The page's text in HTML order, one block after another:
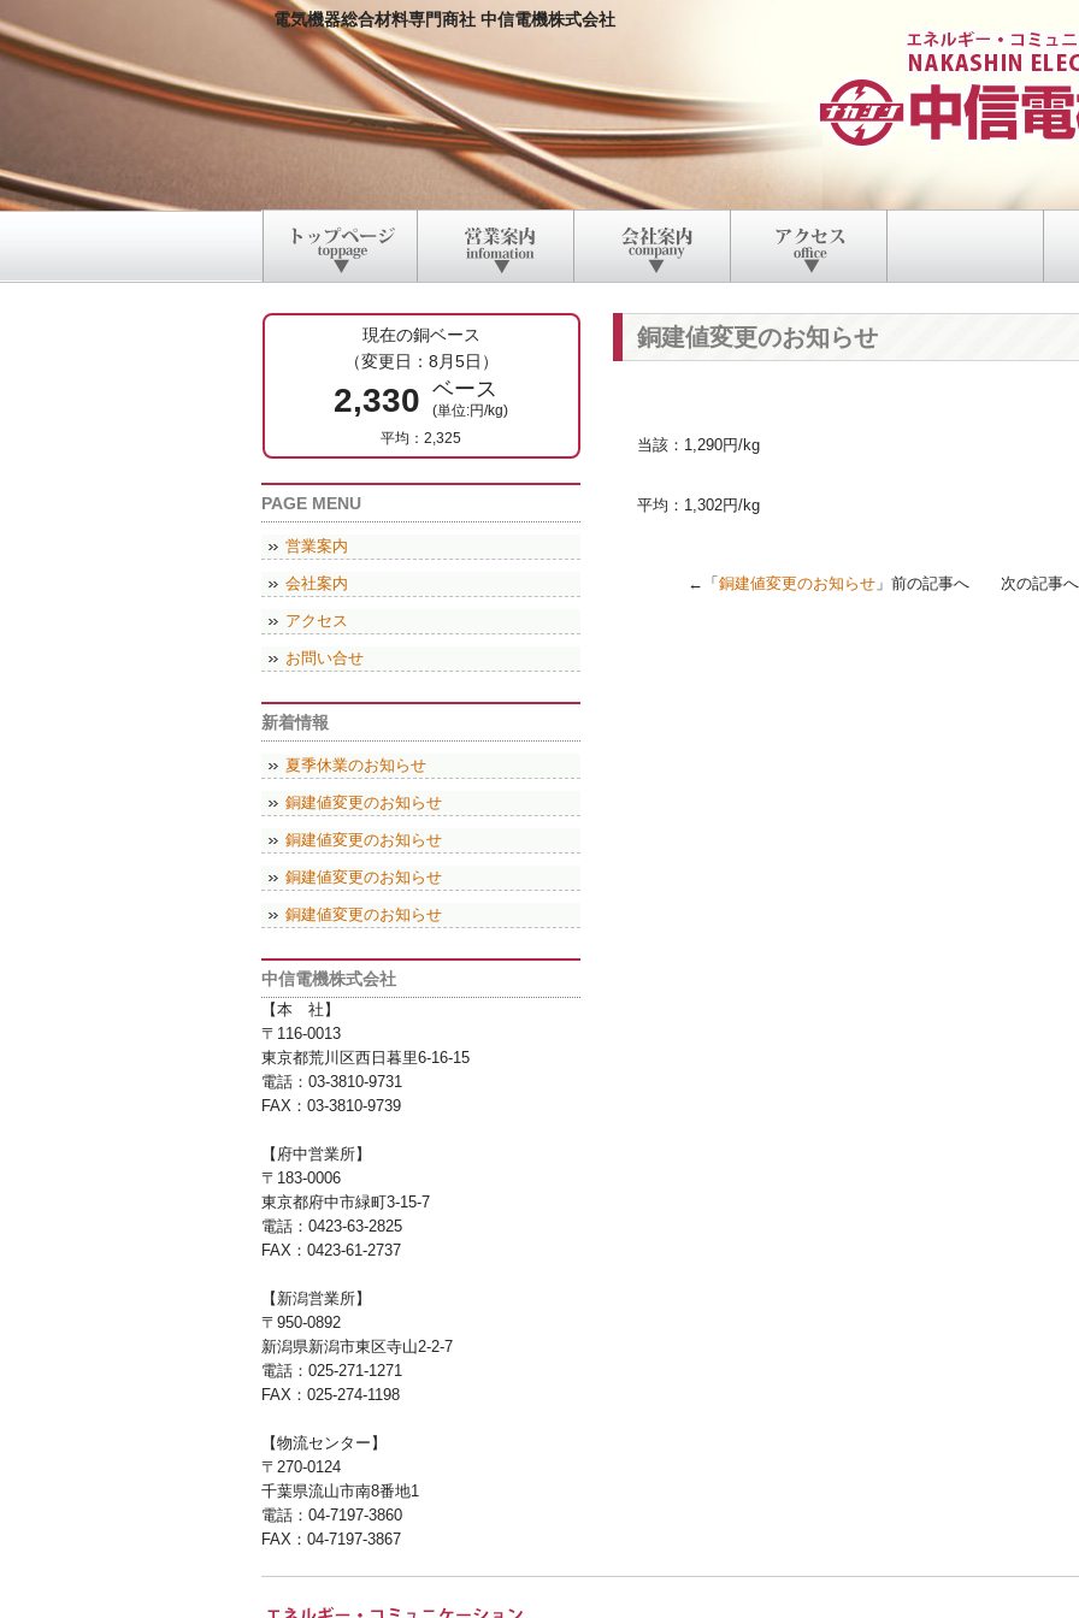
電気機器総合材料専門商社 中信電機株式会社
銅建値変更のお知らせ
当該：1,290円/kg
平均：1,302円/kg
←「 銅建値変更のお知らせ 」前の記事へ 次の記事へ
現在の銅ベース
（変更日：8月5日）
2,330 ベース
(単位:円/kg)
平均：2,325
PAGE MENU
営業案内
会社案内
アクセス
お問い合せ
新着情報
夏季休業のお知らせ
銅建値変更のお知らせ
銅建値変更のお知らせ
銅建値変更のお知らせ
銅建値変更のお知らせ
中信電機株式会社
【本 社】
〒116-0013
東京都荒川区西日暮里6-16-15
電話：03-3810-9731
FAX：03-3810-9739
【府中営業所】
〒183-0006
東京都府中市緑町3-15-7
電話：0423-63-2825
FAX：0423-61-2737
【新潟営業所】
〒950-0892
新潟県新潟市東区寺山2-2-7
電話：025-271-1271
FAX：025-274-1198
【物流センター】
〒270-0124
千葉県流山市南8番地1
電話：04-7197-3860
FAX：04-7197-3867